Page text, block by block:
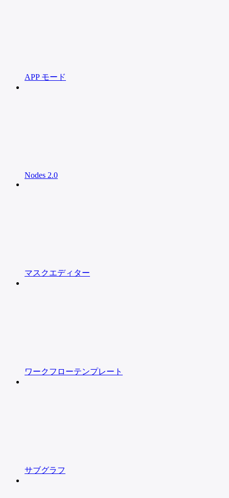
APP モード
Nodes 2.0
マスクエディター
ワークフローテンプレート
サブグラフ